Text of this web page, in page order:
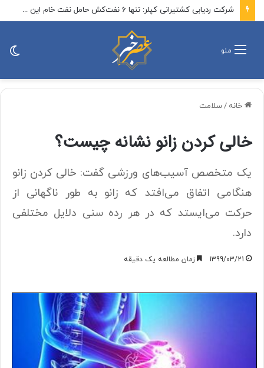
شرکت ردیابی کشتیرانی کپلر: تنها ۶ نفت‌کش حامل نفت خام این هفته از تنگه هرمز خارج شدند / تعداد کل کشتی‌هایی که تاکنون وارد تنگه هرمز شده‌اند به ۲۱ فروند رسیده است که بیشتر آنها از مسیر ایران عبور کرده‌اند
منو
خانه /سلامت
خالی کردن زانو نشانه چیست؟
یک متخصص آسیب‌های ورزشی گفت: خالی کردن زانو
هنگامی اتفاق می‌افتد که زانو به طور ناگهانی از
حرکت می‌ایستد که در هر رده سنی دلایل مختلفی
دارد.
1399/03/21 زمان مطالعه یک دقیقه